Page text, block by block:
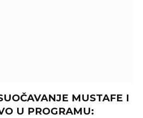
MUSTAFE I
U PROGRAMU: